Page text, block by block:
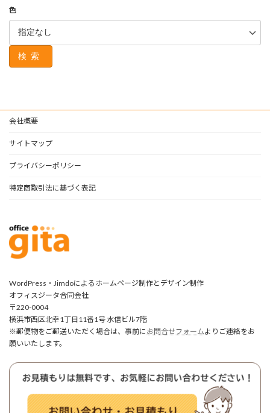
色
検索
会社概要
サイトマップ
プライバシーポリシー
特定商取引法に基づく表記
WordPress・Jimdoによるホームページ制作とデザイン制作
オフィスジータ合同会社
〒220-0004
横浜市西区北幸1丁目11番1号 水信ビル7階
※郵便物をご郵送いただく場合は、事前に お問合せフォームよりご連絡をお
願いいたします。